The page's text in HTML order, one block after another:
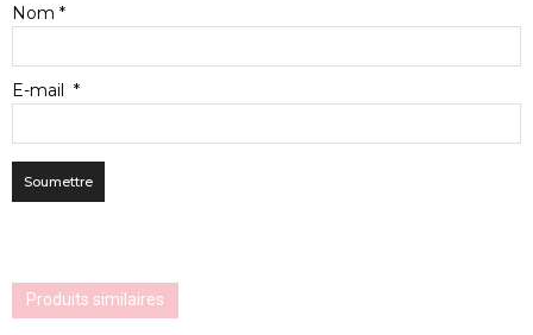
Nom *
E-mail *
Produits similaires